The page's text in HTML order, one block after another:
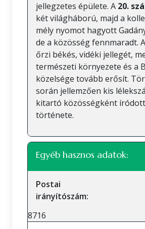
jellegzetes épülete. A 20.
két világháború, majd a
mély nyomot hagyott
de a közösség fennmaradt.
őrzi békés, vidéki jellegét,
természeti környezete és a
közelsége tovább erősít.
során jellemzően kis
kitartó közösségként
története.
Egyéb hasznos adatok:
Postai
irányítószám:
8716